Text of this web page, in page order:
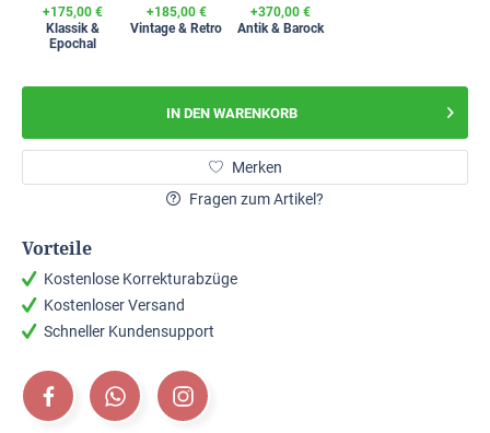
+175,00 €
Klassik &
Epochal
+185,00 €
Vintage & Retro
+370,00 €
Antik & Barock
IN DEN WARENKORB
Merken
Fragen zum Artikel?
Vorteile
Kostenlose Korrekturabzüge
Kostenloser Versand
Schneller Kundensupport